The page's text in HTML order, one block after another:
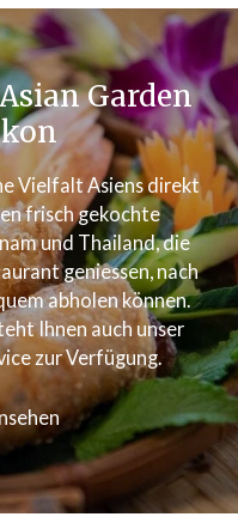
Garden
Vielfalt Asiens direkt
frisch gekochte
und Thailand, die
geniessen, nach
abholen können.
Ihnen auch unser
zur Verfügung.